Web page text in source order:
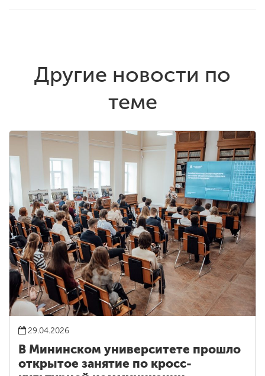
Другие новости по
теме
29.04.2026
В Мининском университете прошло
открытое занятие по кросс-